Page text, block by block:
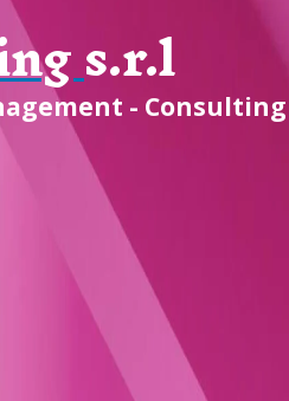
s.r.l- Consulting